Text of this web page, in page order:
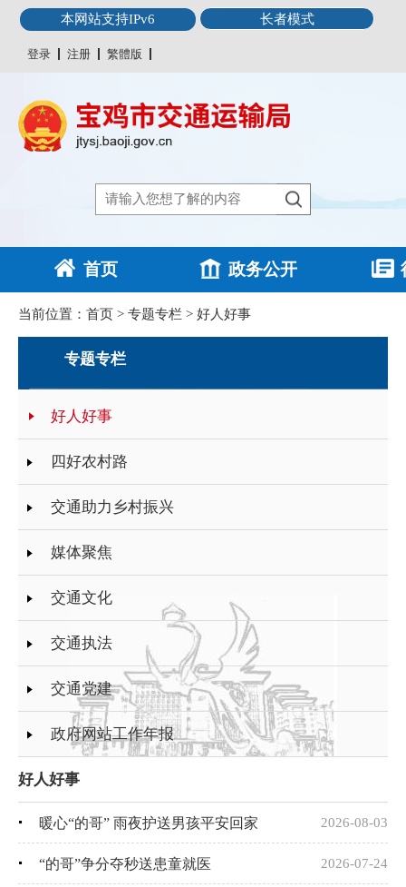
本网站支持IPv6 长者模式
登录 注册 繁體版
首页 政务公开
当前位置： 首页 > 专题专栏 > 好人好事
专题专栏
好人好事
四好农村路
交通助力乡村振兴
媒体聚焦
交通文化
交通执法
交通党建
政府网站工作年报
好人好事
暖心“的哥” 雨夜护送男孩平安回家 2026-08-03
“的哥”争分夺秒送患童就医 2026-07-24